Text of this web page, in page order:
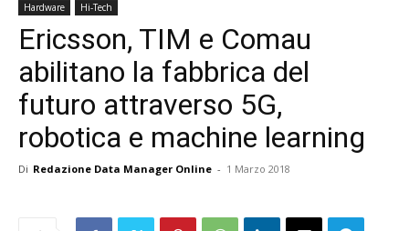
Hardware Hi-Tech
Ericsson, TIM e Comau
abilitano la fabbrica del
futuro attraverso 5G,
robotica e machine learning
Di Redazione Data Manager Online - 1 Marzo 2018